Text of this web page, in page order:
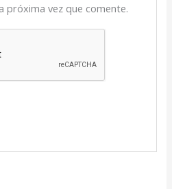
próxima vez que comente.